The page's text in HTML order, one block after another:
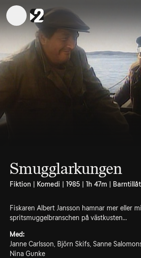
Smugglarkungen
Fiktion | Komedi | 1985 | 1h 47m |
Fiskaren Albert Jansson hamnar mer eller
spritsmuggelbranschen på västkusten...
Med:
Janne Carlsson, Björn Skifs, Sanne
Nina Gunke